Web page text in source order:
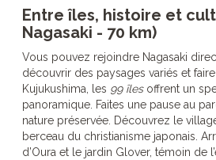
Entre îles, histoire et
Nagasaki - 70 km)
Vous pouvez rejoindre Nagasaki
découvrir des paysages variés et
Kujukushima, les 99 îlesoffrent un
panoramique. Faites une pause au
nature préservée. Découvrez le
berceau du christianisme japonais.
d’Oura et le jardin Glover, témoin de